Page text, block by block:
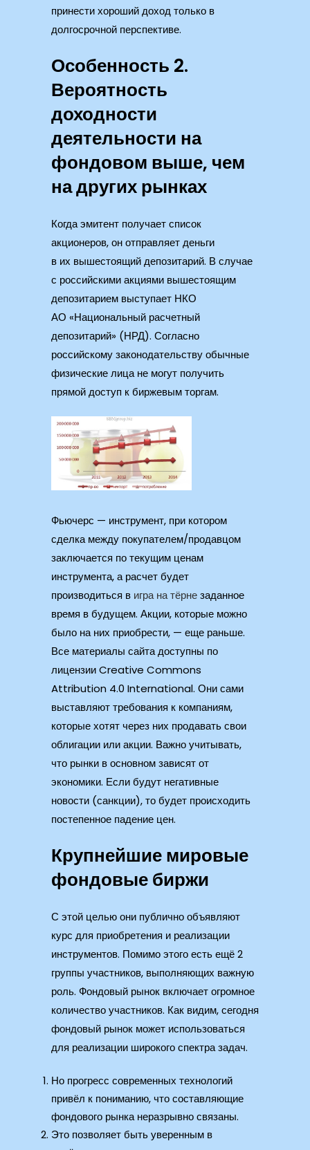
принести хороший доход только в
долгосрочной перспективе.
Особенность 2.
Вероятность
доходности
деятельности на
фондовом выше, чем
на других рынках
Когда эмитент получает список
акционеров, он отправляет деньги
в их вышестоящий депозитарий. В случае
с российскими акциями вышестоящим
депозитарием выступает НКО
АО «Национальный расчетный
депозитарий» (НРД). Согласно
российскому законодательству обычные
физические лица не могут получить
прямой доступ к биржевым торгам.
Фьючерс — инструмент, при котором
сделка между покупателем/продавцом
заключается по текущим ценам
инструмента, а расчет будет
производиться в игра на тёрнезаданное
время в будущем. Акции, которые можно
было на них приобрести, — еще раньше.
Все материалы сайта доступны по
лицензии Creative Commons
Attribution 4.0 International. Они сами
выставляют требования к компаниям,
которые хотят через них продавать свои
облигации или акции. Важно учитывать,
что рынки в основном зависят от
экономики. Если будут негативные
новости (санкции), то будет происходить
постепенное падение цен.
Крупнейшие мировые
фондовые биржи
С этой целью они публично объявляют
курс для приобретения и реализации
инструментов. Помимо этого есть ещё 2
группы участников, выполняющих важную
роль. Фондовый рынок включает огромное
количество участников. Как видим, сегодня
фондовый рынок может использоваться
для реализации широкого спектра задач.
Но прогресс современных технологий
привёл к пониманию, что составляющие
фондового рынка неразрывно связаны.
Это позволяет быть уверенным в